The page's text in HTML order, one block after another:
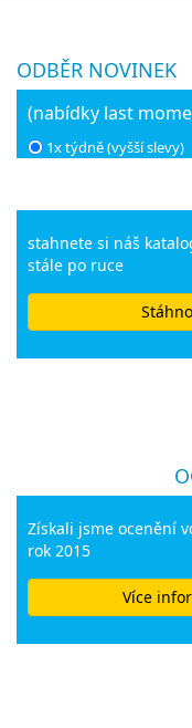
ODBĚR NOVINEK
(nabídky last
1x týdně (vyšší slevy)
stahnete si náš
stále po ruce
Získali jsme ocenění
rok 2015
Více